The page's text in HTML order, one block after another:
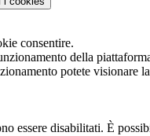
consentire.
della
potete visionare la
essere disabilitati. È